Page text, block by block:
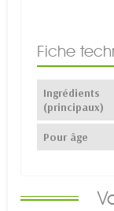
Fiche
Ingrédients
(principaux)
Pour âge